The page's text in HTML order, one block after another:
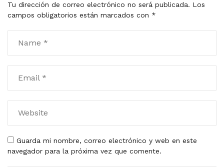
Tu dirección de correo electrónico no será publicada. Los
campos obligatorios están marcados con *
Guarda mi nombre, correo electrónico y web en este
navegador para la próxima vez que comente.